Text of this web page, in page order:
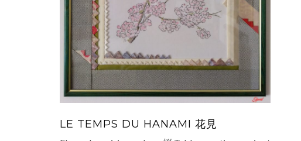
LE TEMPS DU HANAMI 花見